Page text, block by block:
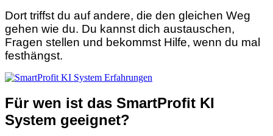
Dort triffst du auf andere, die den gleichen Weg
gehen wie du. Du kannst dich austauschen,
Fragen stellen und bekommst Hilfe, wenn du mal
festhängst.
Für wen ist das SmartProfit KI
System geeignet?